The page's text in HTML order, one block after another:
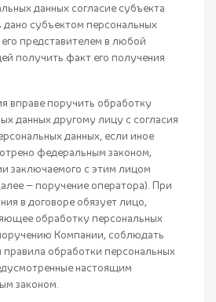
данных согласие субъекта
субъектом персональных
представителем в любой
получить факт его получения
вправе поручить обработку
данных другому лицу с согласия
данных, если иное
федеральным законом,
заключаемого с этим лицом
— поручение оператора). При
в договоре обязует лицо,
обработку персональных
Компании, соблюдать
обработки персональных
настоящим
законом.